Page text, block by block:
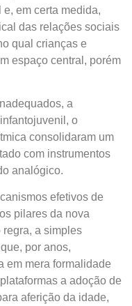
em certa medida,
das relações sociais
qual crianças e
espaço central, porém
a
o
consolidaram um
com instrumentos
analógico.
efetivos de
pilares da nova
regra, a simples
por anos,
em mera formalidade
a adoção de
aferição da idade,